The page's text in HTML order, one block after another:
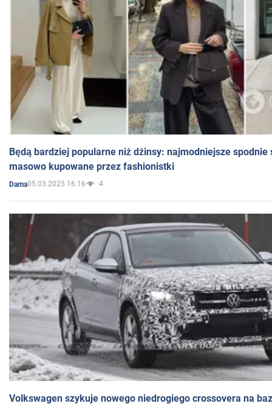
Będą bardziej popularne niż dżinsy: najmodniejsze spodnie
masowo kupowane przez fashionistki
Dama05.03.2025 16:16 4
Volkswagen szykuje nowego niedrogiego crossovera na